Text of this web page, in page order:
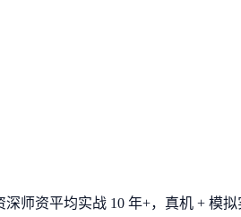
师资平均实战 10 年+，真机 + 模拟